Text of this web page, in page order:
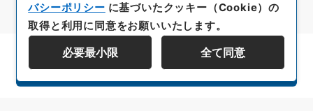
資料群階層を表示する
バシーポリシー に基づいたクッキー（Cookie）の
取得と利用に同意をお願いいたします。
必要最小限 全て同意